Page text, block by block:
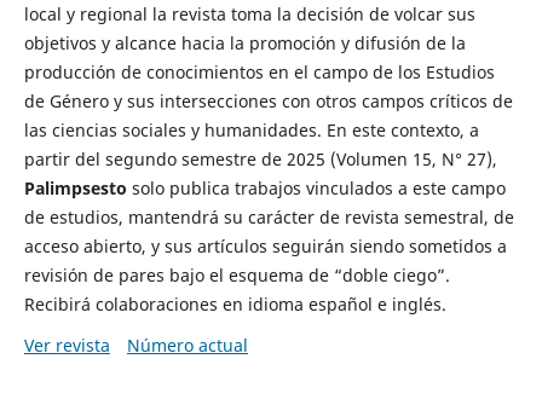
local y regional la revista toma la decisión de volcar sus
objetivos y alcance hacia la promoción y difusión de la
producción de conocimientos en el campo de los Estudios
de Género y sus intersecciones con otros campos críticos de
las ciencias sociales y humanidades. En este contexto, a
partir del segundo semestre de 2025 (Volumen 15, N° 27),
Palimpsesto solo publica trabajos vinculados a este campo
de estudios, mantendrá su carácter de revista semestral, de
acceso abierto, y sus artículos seguirán siendo sometidos a
revisión de pares bajo el esquema de “doble ciego”.
Recibirá colaboraciones en idioma español e inglés.
Ver revista
Número actual